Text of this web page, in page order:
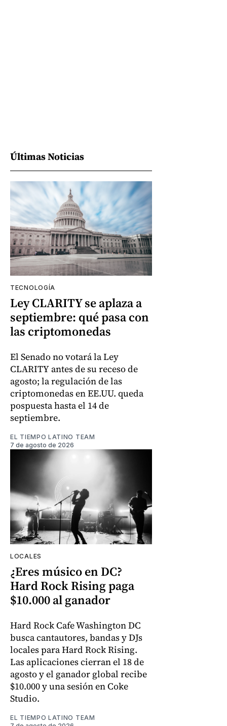
Últimas Noticias
TECNOLOGÍA
Ley CLARITY se aplaza a
septiembre: qué pasa con
las criptomonedas
El Senado no votará la Ley
CLARITY antes de su receso de
agosto; la regulación de las
criptomonedas en EE.UU. queda
pospuesta hasta el 14 de
septiembre.
EL TIEMPO LATINO TEAM
7 de agosto de 2026
LOCALES
¿Eres músico en DC?
Hard Rock Rising paga
$10.000 al ganador
Hard Rock Cafe Washington DC
busca cantautores, bandas y DJs
locales para Hard Rock Rising.
Las aplicaciones cierran el 18 de
agosto y el ganador global recibe
$10.000 y una sesión en Coke
Studio.
EL TIEMPO LATINO TEAM